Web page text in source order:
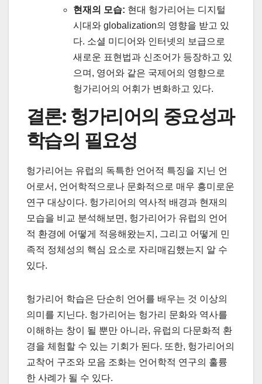
현재의 모습: 현대 헝가리어는 디지털
시대와 globalization의 영향을 받고 있
다. 소셜 미디어와 인터넷의 보급으로
새로운 표현법과 신조어가 등장하고 있
으며, 영어와 같은 국제어의 영향으로
헝가리어의 어휘가 변화하고 있다.
결론: 헝가리어의 중요성과
학습의 필요성
헝가리어는 유럽의 독특한 언어적 특징을 지닌 언
어로서, 언어학적으로나 문화적으로 매우 흥미로운
연구 대상이다. 헝가리어의 역사적 배경과 현재의
모습을 비교 분석해보면, 헝가리어가 유럽의 언어
적 환경에 어떻게 적응해왔는지, 그리고 어떻게 민
족적 정체성의 핵심 요소로 자리매김했는지 알 수
있다.
헝가리어 학습은 단순히 언어를 배우는 것 이상의
의미를 지닌다. 헝가리어는 헝가리 문화와 역사를
이해하는 창이 될 뿐만 아니라, 유럽의 다문화적 환
경을 체험할 수 있는 기회가 된다. 또한, 헝가리어의
교착어 구조와 모음 조화는 언어학적 연구의 훌륭
한 사례가 될 수 있다.